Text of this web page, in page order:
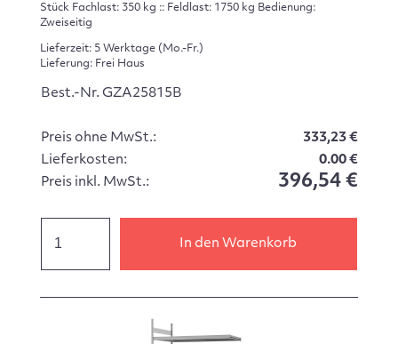
Stück Fachlast: 350 kg :: Feldlast: 1750 kg Bedienung:
Zweiseitig
Lieferzeit: 5 Werktage (Mo.-Fr.)
Lieferung: Frei Haus
Best.-Nr. GZA25815B
Preis ohne MwSt.:
333,23 €
Lieferkosten:
0.00 €
Preis inkl. MwSt.:
396,54 €
In den Warenkorb